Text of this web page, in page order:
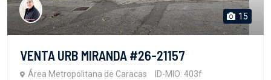
15
VENTA URB MIRANDA #26-21157
Área Metropolitana de Caracas ID-MIO: 403f